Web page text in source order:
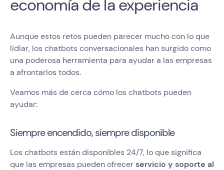
economía de la experiencia
Aunque estos retos pueden parecer mucho con lo que
lidiar, los chatbots conversacionales han surgido como
una poderosa herramienta para ayudar a las empresas
a afrontarlos todos.
Veamos más de cerca cómo los chatbots pueden
ayudar:
Siempre encendido, siempre disponible
Los chatbots están disponibles 24/7, lo que significa
que las empresas pueden ofrecerservicio y soporte al